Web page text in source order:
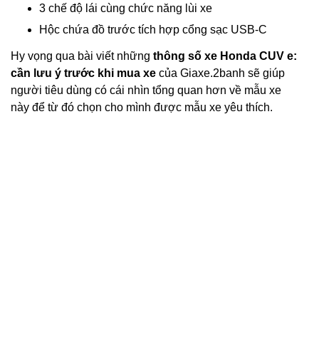
3 chế độ lái cùng chức năng lùi xe
Hộc chứa đồ trước tích hợp cổng sạc USB-C
Hy vọng qua bài viết những thông số xe Honda CUV e:
cần lưu ý trước khi mua xe của Giaxe.2banh sẽ giúp
người tiêu dùng có cái nhìn tổng quan hơn về mẫu xe
này để từ đó chọn cho mình được mẫu xe yêu thích.